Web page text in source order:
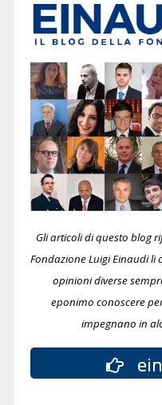
Gli articoli di questo blog
Fondazione Luigi Einaudi
opinioni diverse
eponimo conoscere
impegnano in